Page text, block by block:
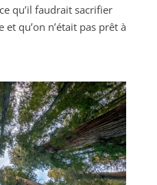
qu’il faudrait sacrifier
qu’on n’était pas prêt à